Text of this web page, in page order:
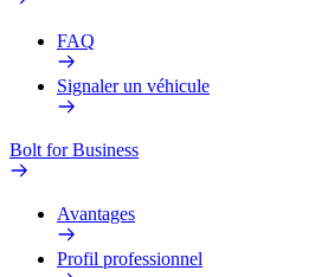
FAQ
Signaler un véhicule
Bolt for Business
Avantages
Profil professionnel